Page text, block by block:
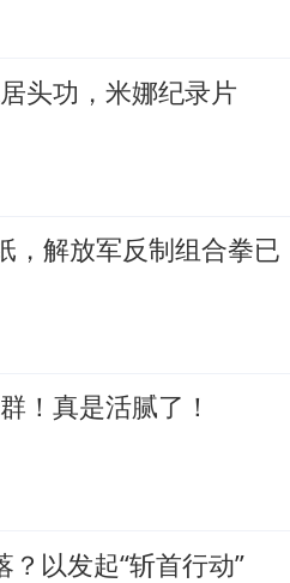
头功，米娜纪录片
，解放军反制组合拳已
！真是活腻了！
以发起“斩首行动”